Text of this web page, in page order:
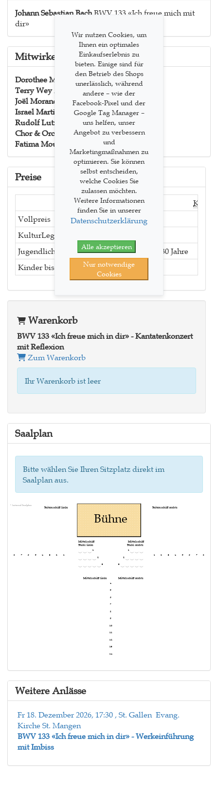
Johann Sebastian Bach BWV 133 «Ich freue mich mit
dir»
Mitwirkende
Dorothee Mields
Sopran
Terry WeyAltus
Joël Morand
Tenor
Israel Martins
Bass
Rudolf Lutz
Leitung & Werkeinführung
Chor & Orchester der J. S. Bach-Stiftung
Fatima Moumouni
Reflexion
Preise
Kat. A
Vollpreis
KulturLegi
Jugendliche bis 25 Jahre, Studierende bis 30 Jahre
Kinder bis 12 Jahre
Warenkorb
BWV 133 «Ich freue mich in dir» - Kantatenkonzert
mit Reflexion
Zum Warenkorb
Ihr Warenkorb ist leer
Saalplan
Bitte wählen Sie Ihren Sitzplatz direkt im
Saalplan aus.
Warte auf Saalplan
Bühne
Seitenschiff links Seitenschiff rechts
Mittelschiff
Stuhl links
Mittelschiff
Stuhl rechts
Mittelschiff rechts
Mittelschiff links
8 7 6 5 4 3 2 1
1
2
3
1
2
3
4
5
6
7
8
9
10
11
12
13
14
1 2 3 4 5 6 7 8
Weitere Anlässe
Fr 18. Dezember 2026, 17:30 , St. Gallen Evang.
Kirche St. Mangen
BWV 133 «Ich freue mich in dir» - Werkeinführung
mit Imbiss
Wir nutzen Cookies, um
Ihnen ein optimales
Einkaufserlebnis zu
bieten. Einige sind für
den Betrieb des Shops
unerlässlich, während
andere – wie der
Facebook-Pixel und der
Google Tag Manager –
uns helfen, unser
Angebot zu verbessern
und
Marketingmaßnahmen zu
optimieren. Sie können
selbst entscheiden,
welche Cookies Sie
zulassen möchten.
Weitere Informationen
finden Sie in unserer
Datenschutzerklärung
Alle akzeptieren
Nur notwendige
Cookies